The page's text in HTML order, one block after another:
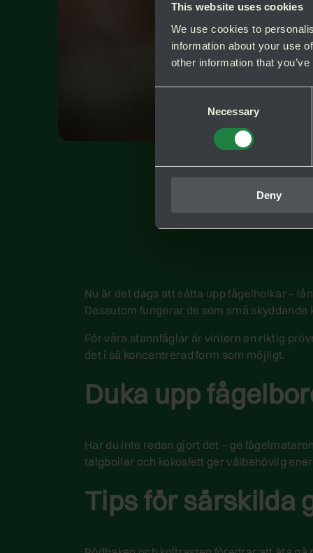
This website uses cookies
We use cookies to
information about your use
other information that
Necessary
Deny
Nu är det dags att sätta upp fågelholkar –
Dessutom fungerar de som små
För våra stannfåglar är vintern en riktig
det i så koncentrerad form som möjligt.
Duka upp
Har du inte redan gjort det – ge
talgbollar och kokosfett ger välbehövlig
Tips för särskilda